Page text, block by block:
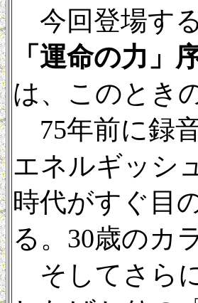
今回登場す
「運命の力」
は、このとき
75年前に録
エネルギッシ
時代がすぐ目
る。30歳のカ
そしてさら